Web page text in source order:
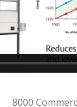
8000